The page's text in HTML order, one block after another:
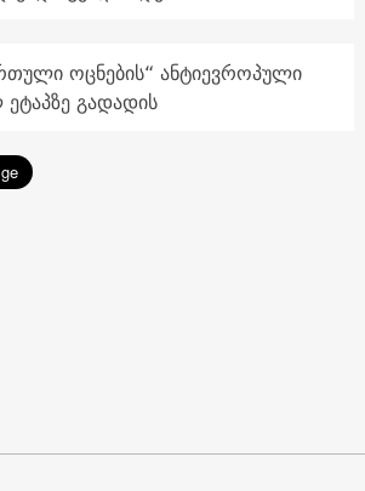
ოცნების“ ანტიევროპული
გადადის